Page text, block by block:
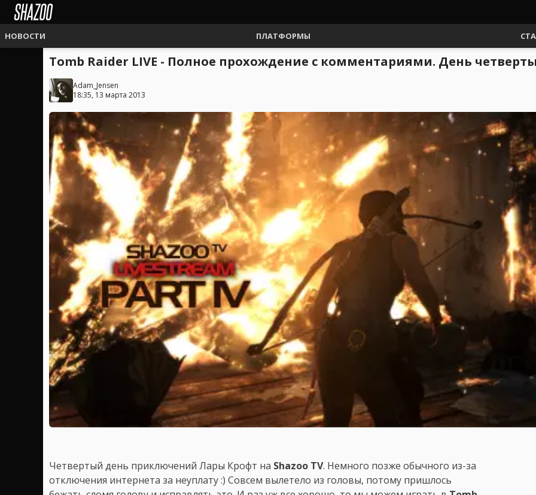
НОВОСТИ ПЛАТФОРМЫ
Tomb Raider LIVE - Полное прохождение с комментариями. День
Adam_Jensen
18:35, 13 марта 2013
Четвертый день приключений Лары Крофт на Shazoo TV. Немного позже обычного из-за
отключения интернета за неуплату :) Совсем вылетело из головы, потому пришлось